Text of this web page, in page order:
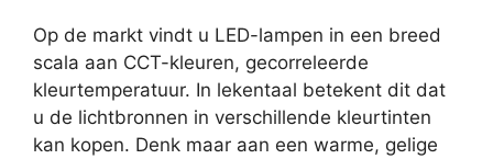
Op de markt vindt u LED-lampen in een breed
scala aan CCT-kleuren, gecorreleerde
kleurtemperatuur. In lekentaal betekent dit dat
u de lichtbronnen in verschillende kleurtinten
kan kopen. Denk maar aan een warme, gelige